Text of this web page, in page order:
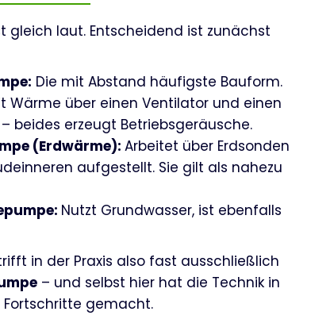
gleich laut. Entscheidend ist zunächst
Die mit Abstand häufigste Bauform.
Wärme über einen Ventilator und einen
beides erzeugt Betriebsgeräusche.
(Erdwärme): Arbeitet über Erdsonden
aufgestellt. Sie gilt als nahezu
Nutzt Grundwasser, ist ebenfalls
in der Praxis also fast ausschließlich
– und selbst hier hat die Technik in
gemacht.